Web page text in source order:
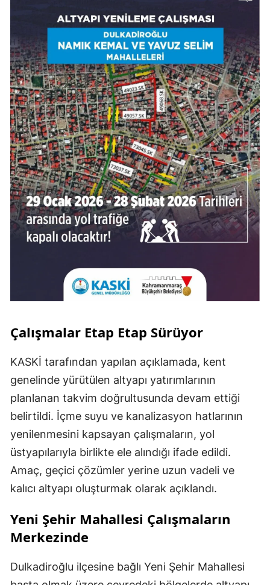
Çalışmalar Etap Etap Sürüyor
KASKİ tarafından yapılan açıklamada, kent
genelinde yürütülen altyapı yatırımlarının
planlanan takvim doğrultusunda devam ettiği
belirtildi. İçme suyu ve kanalizasyon hatlarının
yenilenmesini kapsayan çalışmaların, yol
üstyapılarıyla birlikte ele alındığı ifade edildi.
Amaç, geçici çözümler yerine uzun vadeli ve
kalıcı altyapı oluşturmak olarak açıklandı.
Yeni Şehir Mahallesi Çalışmaların
Merkezinde
Dulkadiroğlu ilçesine bağlı Yeni Şehir Mahallesi